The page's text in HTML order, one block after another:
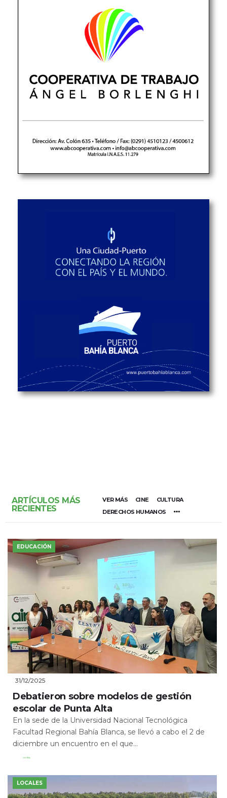
ARTÍCULOS MÁS
RECIENTES
VER MÁS CINE
CULTURA
DERECHOS HUMANOS
EDUCACIÓN
31/12/2025
Debatieron sobre modelos de gestión
escolar de Punta Alta
En la sede de la Universidad Nacional Tecnológica
Facultad Regional Bahía Blanca, se llevó a cabo el 2 de
diciembre un encuentro en el que...
Leer Más
LOCALES